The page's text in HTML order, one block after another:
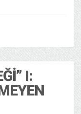
I: